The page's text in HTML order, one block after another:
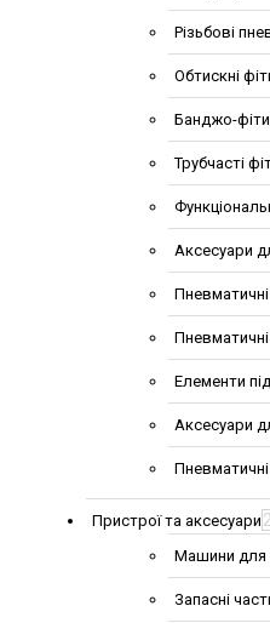
Різьбові
Обтискні
Банджо-
Трубчасті
Аксесуари
Елементи
Аксесуари
Пристрої та аксесуари
Машини для
Запасні